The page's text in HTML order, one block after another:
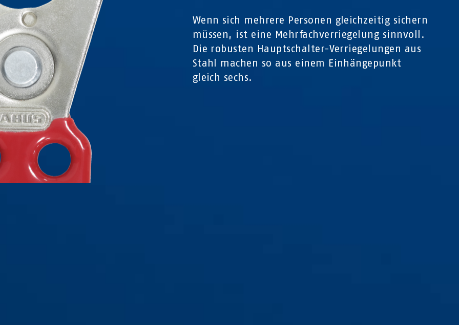
Wenn sich mehrere Personen gleichzeitig sichern
müssen, ist eine Mehrfachverriegelung sinnvoll.
Die robusten Hauptschalter-Verriegelungen aus
Stahl machen so aus einem Einhängepunkt
gleich sechs.